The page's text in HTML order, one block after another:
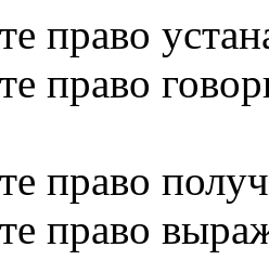
право
право
право
право